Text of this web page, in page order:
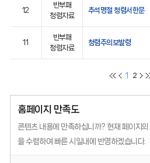
12
반부패
청렴자료
추석명절 청렴서한문
11
반부패
청렴자료
청렴주의보발령
1 2
홈페이지 만족도
콘텐츠 내용에 만족하십니까? 현재 페이지
을 수렴하여 빠른 시일내에 반영하겠습니다.